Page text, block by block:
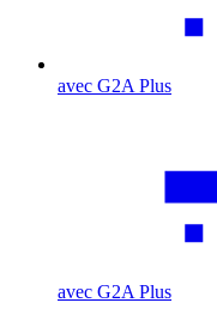
avec G2A Plus
avec G2A Plus